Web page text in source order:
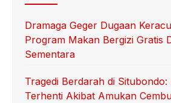
Dramaga Geger Dugaan
Program Makan Bergizi Gratis
Sementara
Tragedi Berdarah di
Terhenti Akibat Amukan